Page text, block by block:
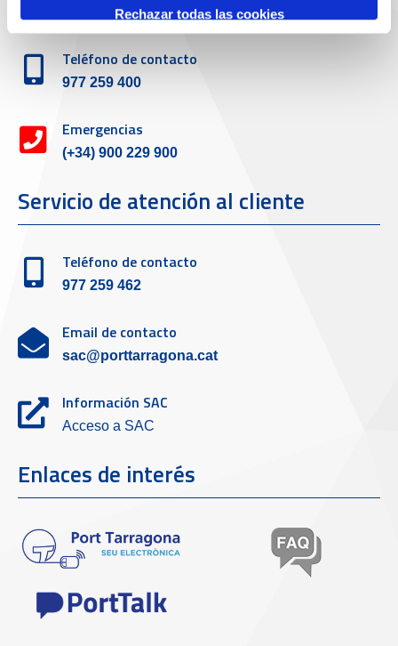
Rechazar todas las cookies
Passeig de l'Escullera s/n, 43004 Tarragona
Teléfono de contacto
977 259 400
Emergencias
(+34) 900 229 900
Servicio de atención al cliente
Teléfono de contacto
977 259 462
Email de contacto
sac@porttarragona.cat
Información SAC
Acceso a SAC
Enlaces de interés